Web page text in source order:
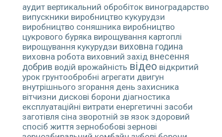
аудит вертикальний обробіток виноградарство
випускники виробництво кукурудзи
виробництво соняшника виробництво
цукрового буряка вирощування картоплі
вирощування кукурудзи виховна година
виховна робота виховний захід внесення
добрив водій врожайність відео відкритий
урок грунтообробні агрегати двигун
внутрішнього згорання день захисника
вітчизни дискові борони діагностика
експлуатаційні витрати енергетичні засоби
заготівля сіна зворотній зв язок здоровий
спосіб життя зернобобові зернові